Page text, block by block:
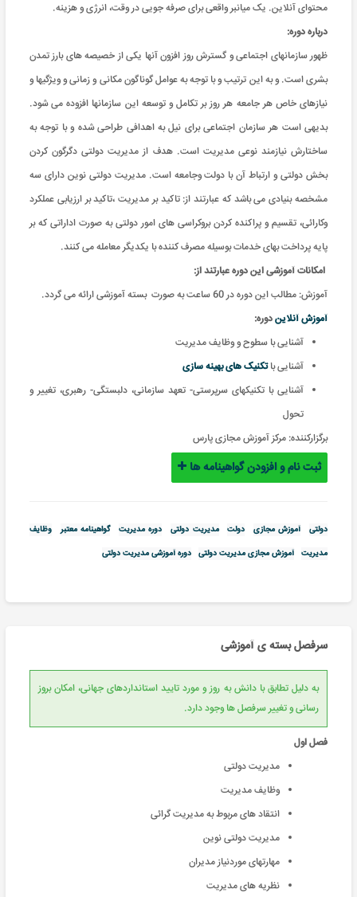
محتوای آنلاین. یک میانبر واقعی برای صرفه جویی در وقت، انرژی و هزینه.
درباره دوره:
ظهور سازمانهای اجتماعی و گسترش روز افزون آنها یکی از خصیصه های بارز تمدن
بشری است. و به این ترتیب و با توجه به عوامل گوناگون مکانی و زمانی و ويژگیها و
نیازهای خاص هر جامعه هر روز بر تکامل و توسعه این سازمانها افزوده می شود.
بدیهی است هر سازمان اجتماعی برای نیل به اهدافی طراحی شده و با توجه به
ساختارش نیازمند نوعی مدیريت است. هدف از مدیريت دولتی دگرگون کردن
بخش دولتی و ارتباط آن با دولت وجامعه است. مدیريت دولتی نوين دارای سه
مشخصه بنیادی می باشد که عبارتند از: تاکید بر مدیريت ،تاکید بر ارزيابی عملکرد
وکارائی، تقسیم و پراکنده کردن بروکراسی های امور دولتی به صورت اداراتی که بر
پایه پرداخت بهای خدمات بوسیله مصرف کننده با یکدیگر معامله می کنند.
امکانات آموزشی این دوره عبارتند از:
آموزش: مطالب این دوره در 60 ساعت به صورت بسته آموزشی ارائه می گردد
.
آموزش آنلایندوره:
آشنایی با سطوح و وظایف مدیریت
آشنایی باتکنیک های بهینه سازی
آشنایی با تکنیکهای سرپرستی- تعهد سازمانی، دلبستگی- رهبری، تغییر و
تحول
برگزارکننده: مرکز آموزش مجازی پارس
ثبت نام و افزودن گواهینامه ها
دولتی آموزش مجازی دولت مدیریت دولتی دوره مدیریت گواهینامه معتبر
وظایف
مدیریت آموزش مجازی مدیریت دولتی دوره آموزشی مدیریت دولتی
سرفصل بسته ی آموزشی
به دلیل تطابق با دانش به روز و مورد تایید استانداردهای جهانی، امکان بروز
رسانی و تغییر سرفصل ها وجود دارد.
فصل اول
مدیریت دولتی
وظایف مدیریت
انتقاد های مربوط به مدیریت گرائی
مدیریت دولتی نوین
مهارتهای موردنیاز مدیران
نظریه های مدیریت